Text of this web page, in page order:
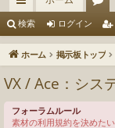
イ
ッ
ン
ー
検索 ログイン
ホーム 掲示板トップ
VX / Ace：シス
フォーラムルール
素材の利用規約を決めた